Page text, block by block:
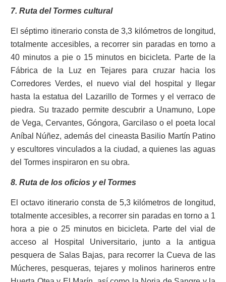
7. Ruta del Tormes cultural
El séptimo itinerario consta de 3,3 kilómetros de longitud,
totalmente accesibles, a recorrer sin paradas en torno a
40 minutos a pie o 15 minutos en bicicleta. Parte de la
Fábrica de la Luz en Tejares para cruzar hacia los
Corredores Verdes, el nuevo vial del hospital y llegar
hasta la estatua del Lazarillo de Tormes y el verraco de
piedra. Su trazado permite descubrir a Unamuno, Lope
de Vega, Cervantes, Góngora, Garcilaso o el poeta local
Aníbal Núñez, además del cineasta Basilio Martín Patino
y escultores vinculados a la ciudad, a quienes las aguas
del Tormes inspiraron en su obra.
8. Ruta de los oficios y el Tormes
El octavo itinerario consta de 5,3 kilómetros de longitud,
totalmente accesibles, a recorrer sin paradas en torno a 1
hora a pie o 25 minutos en bicicleta. Parte del vial de
acceso al Hospital Universitario, junto a la antigua
pesquera de Salas Bajas, para recorrer la Cueva de las
Múcheres, pesqueras, tejares y molinos harineros entre